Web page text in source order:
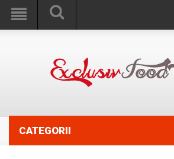
CATEGORII